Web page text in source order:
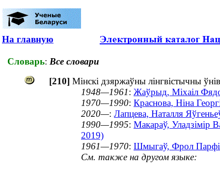
На главную
Словарь: Все словари
[210] Мінскі дзяржаўны лінгвістычны
1948—1961: Жаўрыд, Міхаіл
1970—1990: Краснова, Ніна
2020—: Лапцева, Наталля
1990—1995: Макараў, Уладзімір
2019)
1961—1970: Шмыгаў, Фрол
См. также на другом языке: